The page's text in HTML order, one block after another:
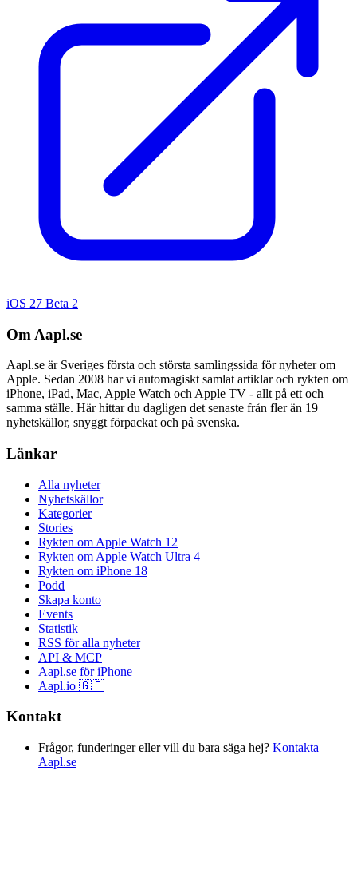
iOS 27 Beta 2
Om Aapl.se
Aapl.se är Sveriges första och största samlingssida för nyheter om
Apple. Sedan 2008 har vi automagiskt samlat artiklar och rykten om
iPhone, iPad, Mac, Apple Watch och Apple TV - allt på ett och
samma ställe. Här hittar du dagligen det senaste från fler än 19
nyhetskällor, snyggt förpackat och på svenska.
Länkar
Alla nyheter
Nyhetskällor
Kategorier
Stories
Rykten om Apple Watch 12
Rykten om Apple Watch Ultra 4
Rykten om iPhone 18
Podd
Skapa konto
Events
Statistik
RSS för alla nyheter
API & MCP
Aapl.se för iPhone
Aapl.io 🇬🇧
Kontakt
Frågor, funderinger eller vill du bara säga hej? Kontakta
Aapl.se